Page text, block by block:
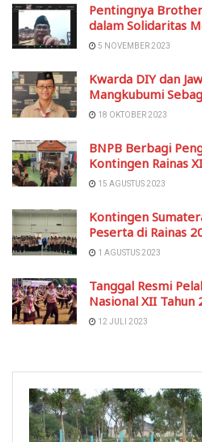
Pentingnya
dalam Solidaritas
5 NOVEMBER 2023
Kwarda DIY dan
Mangkubumi
18 OKTOBER 2023
BNPB Berbagi
Kontingen Rainas
15 AGUSTUS 2023
Kontingen
Peserta di Rainas
1 AGUSTUS 2023
Tanggal Resmi
Nasional XII Tahun
12 JULI 2023